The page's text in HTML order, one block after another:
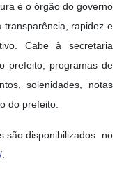
é o órgão do governo
transparência, rapidez e
Cabe à secretaria
prefeito, programas de
solenidades, notas
do prefeito.
são disponibilizados no